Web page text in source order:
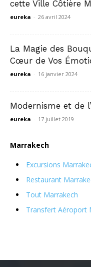
cette Ville Côtière
eureka - 26 avril 2024
La Magie des
Cœur de Vos
eureka - 16 janvier 2024
Modernisme et de
eureka - 17 juillet 2019
Marrakech
Excursions
Restaurant
Tout Marrakech
Transfert Aéroport